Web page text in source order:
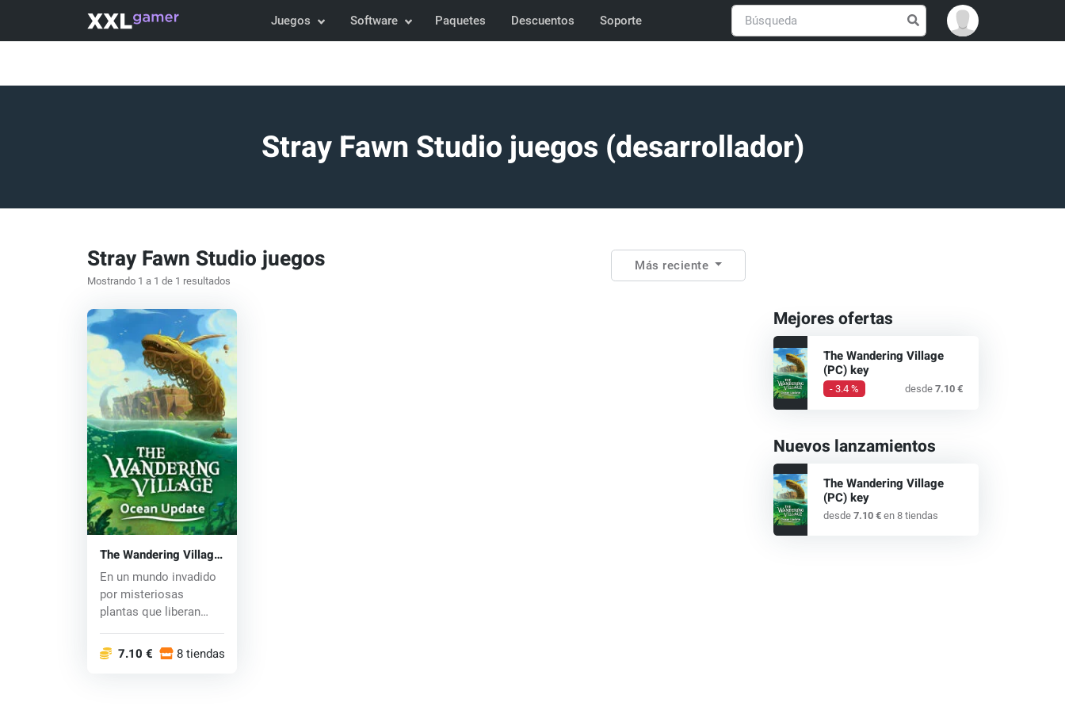
Juegos Software Paquetes Descuentos Soporte
Stray Fawn Studio juegos (desarrollador)
Stray Fawn Studio juegos
Mostrando 1 a 1 de 1 resultados
Más reciente
The Wandering Village
(PC) key
En un mundo invadido
por misteriosas
plantas que liberan
7.10 € 8 tiendas
Mejores ofertas
The Wandering Village
(PC) key
- 3.4 % desde 7.10 €
Nuevos lanzamientos
The Wandering Village
(PC) key
desde 7.10 €en 8 tiendas